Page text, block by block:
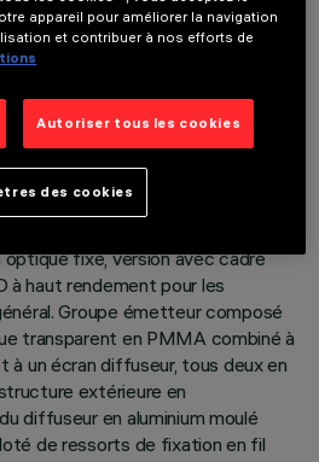
08/2026
fixe, version avec cadre
à haut rendement pour les
Groupe émetteur composé
transparent en PMMA combiné à
à un écran diffuseur, tous deux en
extérieure en
diffuseur en aluminium moulé
de ressorts de fixation en fil
appareil pour améliorer la navigation
et contribuer à nos efforts de
Autoriser tous les cookies
des cookies